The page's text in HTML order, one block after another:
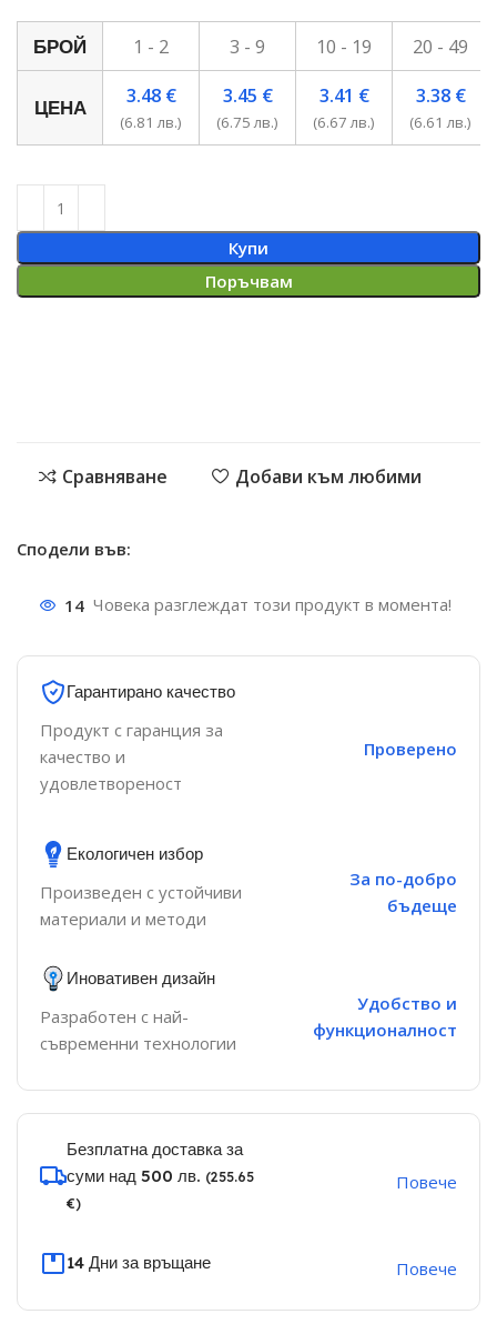
БРОЙ 1 - 2 3 - 9 10 - 19 20 - 49
ЦЕНА 3.48 €
(6.81 лв.)
3.45 €
(6.75 лв.)
3.41 €
(6.67 лв.)
3.38 €
(6.61 лв.)
Купи
Поръчвам
Сравняване Добави към любими
Сподели във:
14 Човека разглеждат този продукт в момента!
Гарантирано качество
Продукт с гаранция за
качество и
удовлетвореност
Проверено
Екологичен избор
Произведен с устойчиви
материали и методи
За по-добро
бъдеще
Иновативен дизайн
Разработен с най-
съвременни технологии
Удобство и
функционалност
Безплатна доставка за
суми над 500 лв. (255.65
€)
Повече
14 Дни за връщане Повече